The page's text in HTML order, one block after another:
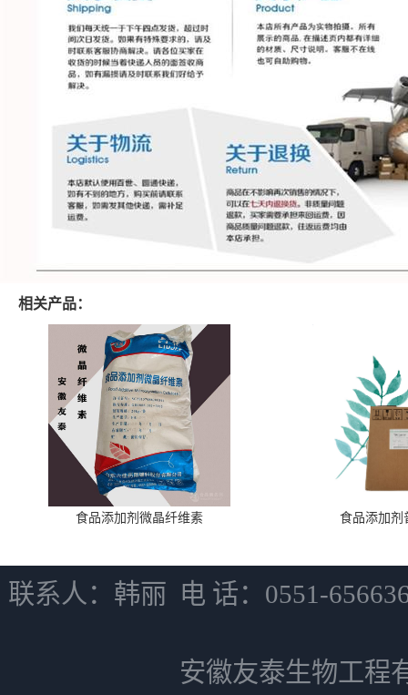
相关产品：
食品添加剂微晶纤维素 食品添加剂
联系人：韩丽 电 话：0551-
安徽友泰生物工程